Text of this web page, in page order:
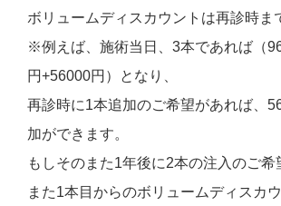
ボリュームディスカウントは再診時ま
※例えば、施術当日、3本であれば（
円+56000円）となり、
再診時に1本追加のご希望があれば、
加ができます。
もしそのまた1年後に2本の注入のご希
また1本目からのボリュームディスカウ